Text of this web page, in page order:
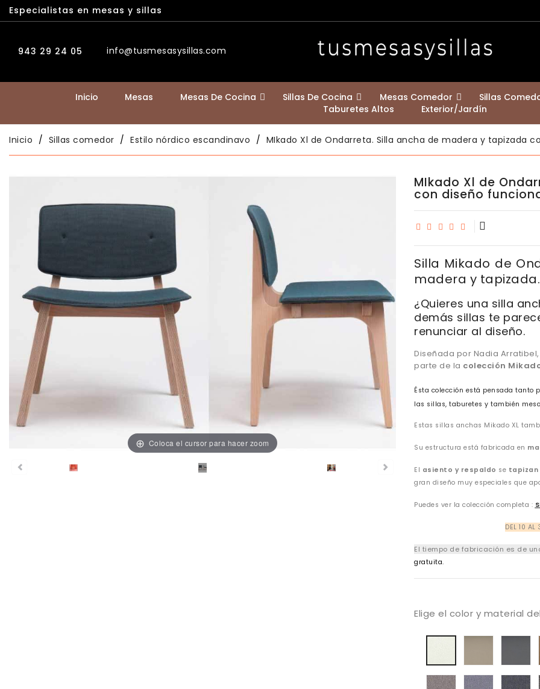
Especialistas en mesas y sillas
943 29 24 05 info@tusmesasysillas.com
Inicio Mesas Mesas De Cocina Sillas De Cocina Mesas Comedor Sillas
Taburetes Altos
Exterior/jardín
Inicio Sillas comedor Estilo nórdico escandinavo MIkado Xl de Ondarreta. Silla ancha de madera y tapizada
Coloca el cursor para hacer zoom
MIkado Xl de
con diseño
Silla Mikado de
madera y tapizada.
¿Quieres una silla
demás sillas te
renunciar al diseño.
Diseñada por Nadia
parte de la colección
Ésta colección está pensada tanto
las sillas, taburetes y también
Estas sillas anchas Mikado XL
Su estructura está fabricada en
El asiento y respaldo se tapizan
gran diseño muy especiales que
Puedes ver la colección completa :
DEL 10 AL
El tiempo de fabricación es de
gratuita.
Elige el color y material
Valencia
Blanco
Taupe
A
TapizadoTapizado